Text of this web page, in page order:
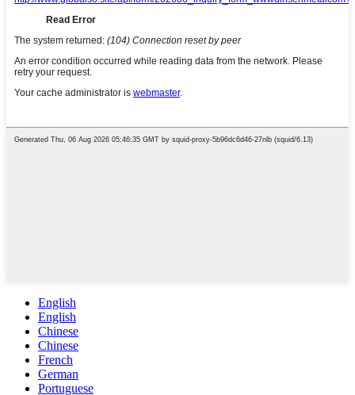
English
English
Chinese
Chinese
French
German
Portuguese